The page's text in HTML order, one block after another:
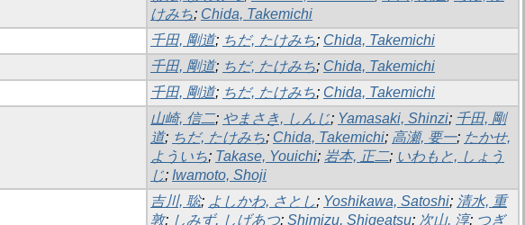
けみち; Chida, Takemichi
千田, 剛道; ちだ, たけみち; Chida, Takemichi
千田, 剛道; ちだ, たけみち; Chida, Takemichi
千田, 剛道; ちだ, たけみち; Chida, Takemichi
山崎, 信二; やまさき, しんじ; Yamasaki, Shinzi; 千田, 剛
道; ちだ, たけみち; Chida, Takemichi; 高瀬, 要一; たかせ,
よういち; Takase, Youichi; 岩本, 正二; いわもと, しょう
じ; Iwamoto, Shoji
吉川, 聡; よしかわ, さとし; Yoshikawa, Satoshi; 清水, 重
敦; しみず, しげあつ; Shimizu, Shigeatsu; 次山, 淳; つぎ